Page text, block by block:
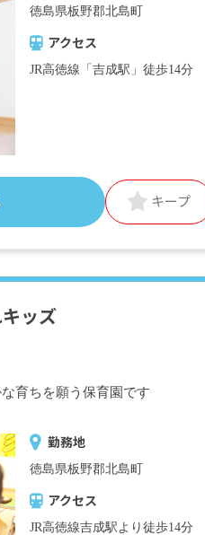
徳島県板野郡北島町
アクセス
JR高徳線「吉成駅」徒歩14分
キープ
ッズ
育ちを願う保育園です
勤務地
徳島県板野郡北島町
アクセス
JR高徳線吉成駅より徒歩14分